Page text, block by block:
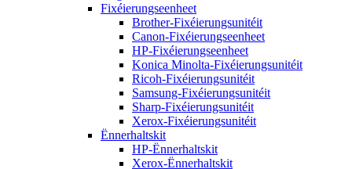
Fixéierungseenheet
Brother-Fixéierungsunitéit
Canon-Fixéierungseenheet
HP-Fixéierungseenheet
Konica Minolta-Fixéierungsunitéit
Ricoh-Fixéierungsunitéit
Samsung-Fixéierungsunitéit
Sharp-Fixéierungsunitéit
Xerox-Fixéierungsunitéit
Ënnerhaltskit
HP-Ënnerhaltskit
Xerox-Ënnerhaltskit